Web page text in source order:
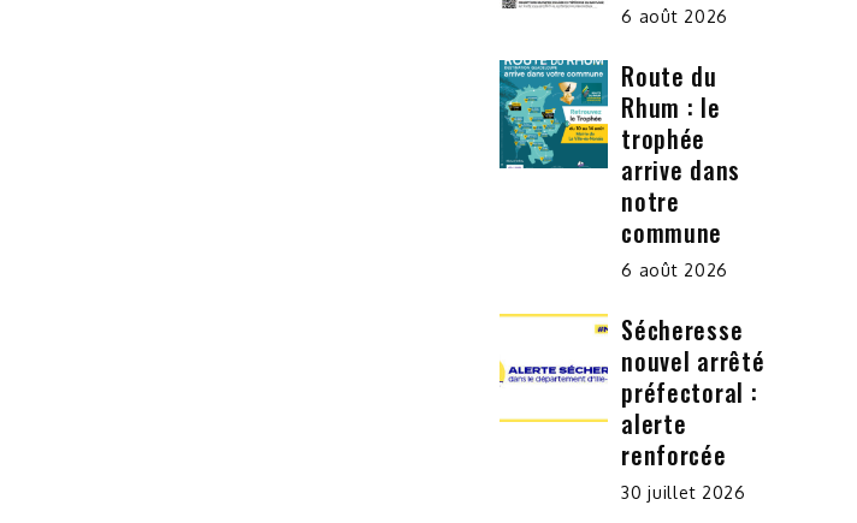
6 août 2026
Route du
Rhum : le
trophée
arrive dans
notre
commune
6 août 2026
Sécheresse
nouvel arrêté
préfectoral :
alerte
renforcée
30 juillet 2026